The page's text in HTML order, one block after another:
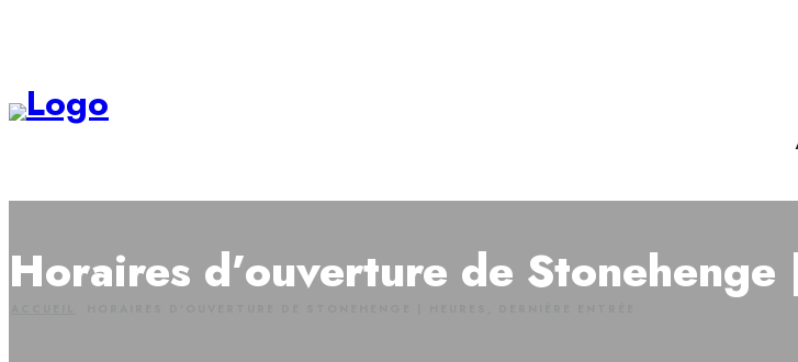
Horaires d’ouverture de